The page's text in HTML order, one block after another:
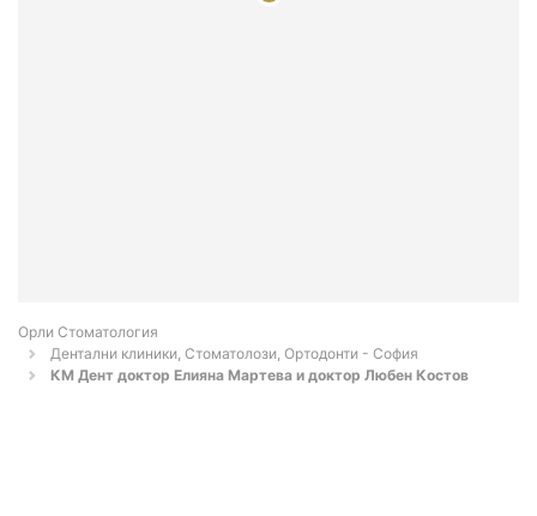
Орли Стоматология
Дентални клиники, Стоматолози, Ортодонти - София
КМ Дент доктор Елияна Мартева и доктор Любен Костов